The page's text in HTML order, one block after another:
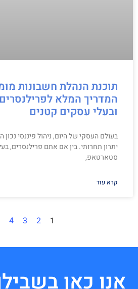
תוכנת הנהלת חשבונות
המדריך המלא
ובעלי עסקים קטנים
בעולם העסקי של היום, ניהול פיננסי
יתרון תחרותי. בין אם אתם פרילנסרים,
סטארטאפ,
קרא עוד
1
2
3
4
אנו כאן